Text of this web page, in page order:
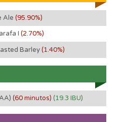
Ale (95.90%)
I (2.70%)
Barley(1.40%)
(60 minutos) (19.3 IBU)